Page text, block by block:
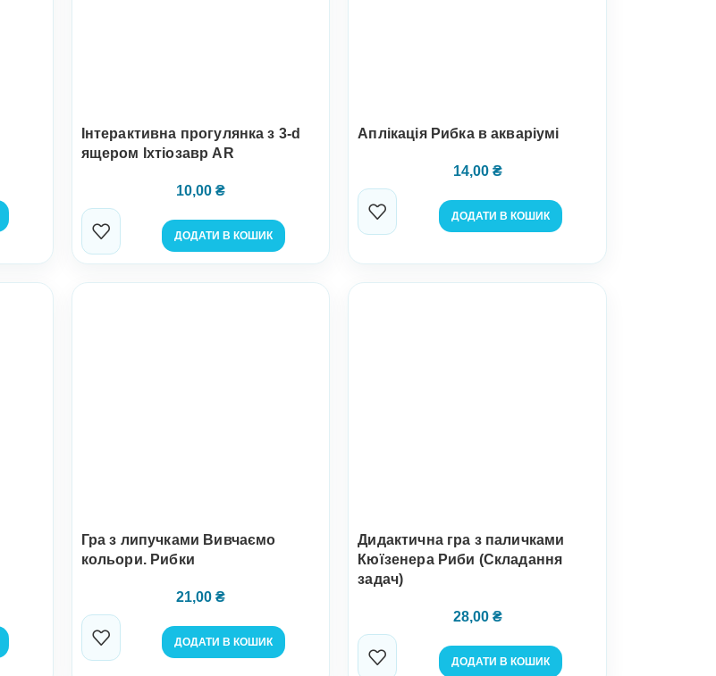
Інтерактивна прогулянка з 3-d
ящером Іхтіозавр AR
10,00 ₴
ДОДАТИ В КОШИК
Аплікація Рибка в акваріумі
14,00 ₴
ДОДАТИ В КОШИК
Гра з липучками Вивчаємо
кольори. Рибки
21,00 ₴
ДОДАТИ В КОШИК
Дидактична гра з паличками
Кюїзенера Риби (Складання
задач)
28,00 ₴
ДОДАТИ В КОШИК